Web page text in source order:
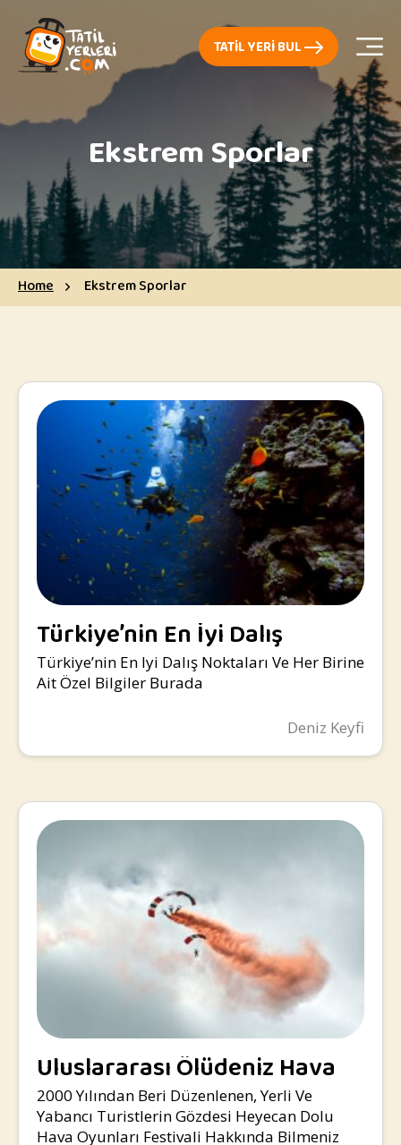
TATIL YERI BUL
Ekstrem Sporlar
Home Ekstrem Sporlar
Türkiye’nin En İyi Dalış
Noktaları
Türkiye’nin En Iyi Dalış Noktaları Ve Her Birine
Ait Özel Bilgiler Burada
Deniz Keyfi
Uluslararası Ölüdeniz Hava
Oyunları Festivali
2000 Yılından Beri Düzenlenen, Yerli Ve
Yabancı Turistlerin Gözdesi Heyecan Dolu
Hava Oyunları Festivali Hakkında Bilmeniz